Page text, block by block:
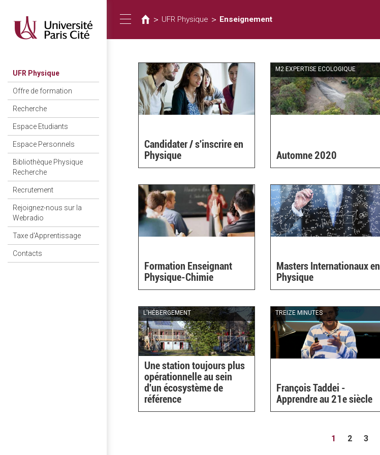
contenu
principal
UFR Physique
Offre de formation
Recherche
Espace Etudiants
Espace Personnels
Bibliothèque Physique
Recherche
Recrutement
Rejoignez-nous sur la
Webradio
Taxe d'Apprentissage
Contacts
Toggle
navigation
êtes
ici
> UFR Physique > Enseignement
Candidater / s'inscrire en
Physique
M2 EXPERTISE ECOLOGIQUE
Automne 2020
Formation Enseignant
Physique-Chimie
Masters Internationaux en
Physique
L'HÉBERGEMENT
Une station toujours plus
opérationnelle au sein
d'un écosystème de
référence
TREIZE MINUTES
François Taddei -
Apprendre au 21e siècle
1 2 3